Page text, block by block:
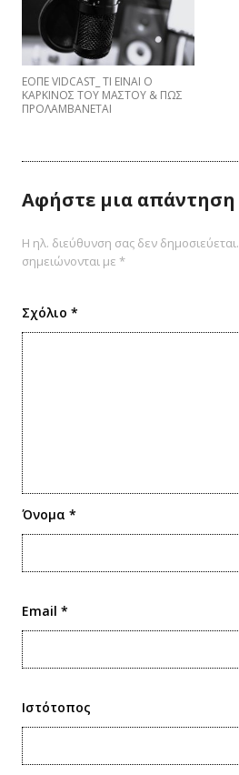
EΟΠΕ VIDCAST_ ΤΙ ΕΙΝΑΙ Ο
ΚΑΡΚΙΝΟΣ ΤΟΥ ΜΑΣΤΟΥ & ΠΩΣ
ΠΡΟΛΑΜΒΑNETAI
Αφήστε μια απάντηση
Η ηλ. διεύθυνση σας δεν δημοσιεύεται.
σημειώνονται με *
Σχόλιο *
Όνομα *
Email *
Ιστότοπος